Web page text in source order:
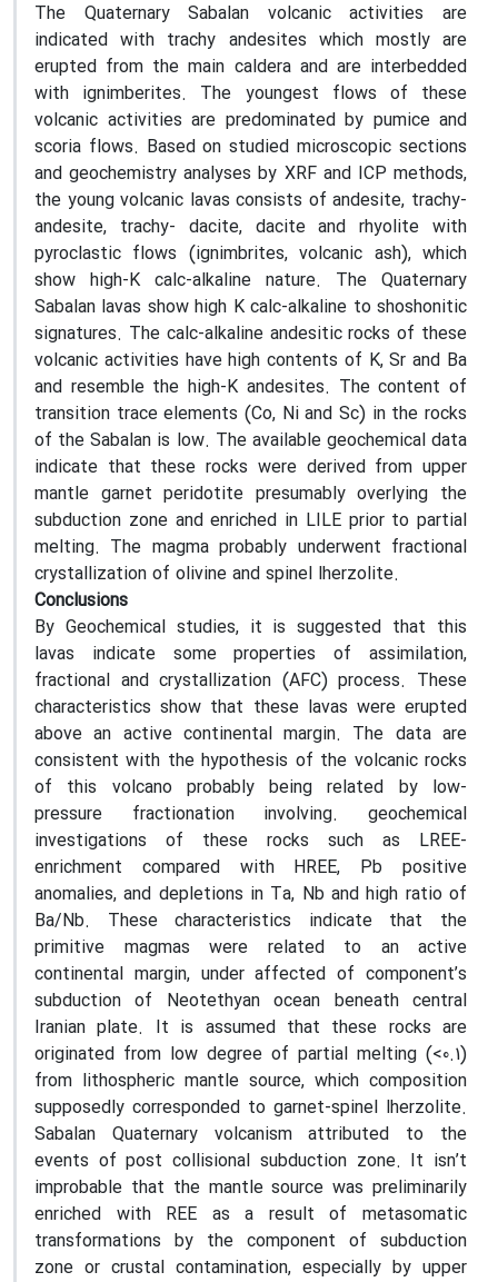
The Quaternary Sabalan volcanic activities are
indicated with trachy andesites which mostly are
erupted from the main caldera and are interbedded
with ignimberites. The youngest flows of these
volcanic activities are predominated by pumice and
scoria flows. Based on studied microscopic sections
and geochemistry analyses by XRF and ICP methods,
the young volcanic lavas consists of andesite, trachy-
andesite, trachy- dacite, dacite and rhyolite with
pyroclastic flows (ignimbrites, volcanic ash), which
show high-K calc-alkaline nature. The Quaternary
Sabalan lavas show high K calc-alkaline to shoshonitic
signatures. The calc-alkaline andesitic rocks of these
volcanic activities have high contents of K, Sr and Ba
and resemble the high-K andesites. The content of
transition trace elements (Co, Ni and Sc) in the rocks
of the Sabalan is low. The available geochemical data
indicate that these rocks were derived from upper
mantle garnet peridotite presumably overlying the
subduction zone and enriched in LILE prior to partial
melting. The magma probably underwent fractional
crystallization of olivine and spinel lherzolite.
Conclusions
By Geochemical studies, it is suggested that this
lavas indicate some properties of assimilation,
fractional and crystallization (AFC) process. These
characteristics show that these lavas were erupted
above an active continental margin. The data are
consistent with the hypothesis of the volcanic rocks
of this volcano probably being related by low-
pressure fractionation involving. geochemical
investigations of these rocks such as LREE-
enrichment compared with HREE, Pb positive
anomalies, and depletions in Ta, Nb and high ratio of
Ba/Nb. These characteristics indicate that the
primitive magmas were related to an active
continental margin, under affected of component’s
subduction of Neotethyan ocean beneath central
Iranian plate. It is assumed that these rocks are
originated from low degree of partial melting (<0.1)
from lithospheric mantle source, which composition
supposedly corresponded to garnet-spinel lherzolite.
Sabalan Quaternary volcanism attributed to the
events of post collisional subduction zone. It isn’t
improbable that the mantle source was preliminarily
enriched with REE as a result of metasomatic
transformations by the component of subduction
zone or crustal contamination, especially by upper